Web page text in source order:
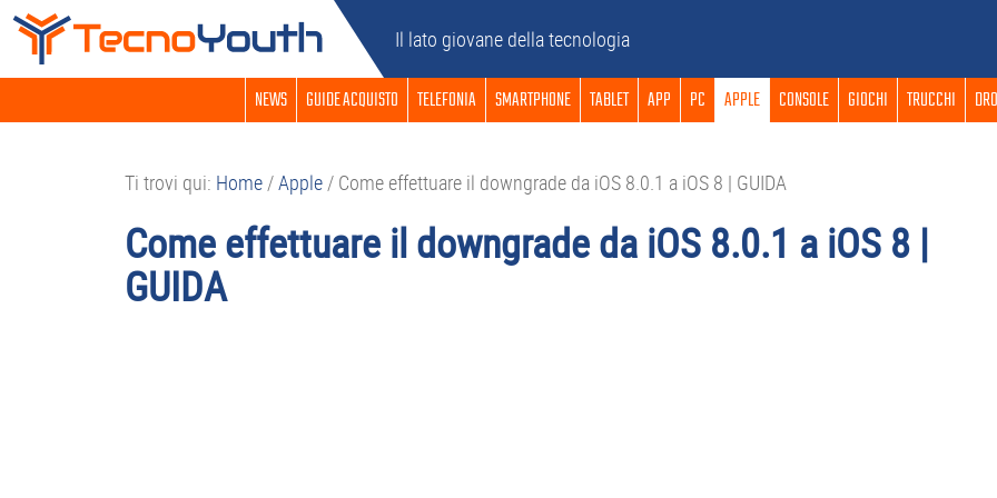
Passa
navigazione
Passa
contenuto
Passa
barra
Passa
piè
Il lato giovane della tecnologia
NEWS GUIDE ACQUISTO TELEFONIA SMARTPHONE TABLET APP PC APPLE CONSOLE GIOCHI TRUCCHI
Ti trovi qui: Home/Apple/ Come effettuare il downgrade da iOS 8.0.1 a iOS 8 | GUIDA
Come effettuare il downgrade da iOS 8.0.1 a iOS 8 |
GUIDA